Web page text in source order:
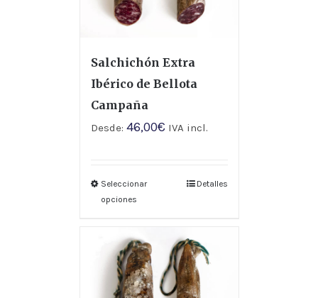
Salchichón Extra
Ibérico de Bellota
Campaña
Desde: 46,00€ IVA incl.
Seleccionar
opciones
Detalles